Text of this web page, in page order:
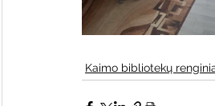
Kaimo bibliotekų